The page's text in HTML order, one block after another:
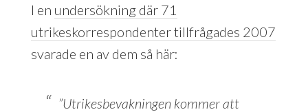
I en undersökning där 71
utrikeskorrespondenter tillfrågades 2007
svarade en av dem så här:
”Utrikesbevakningen kommer att